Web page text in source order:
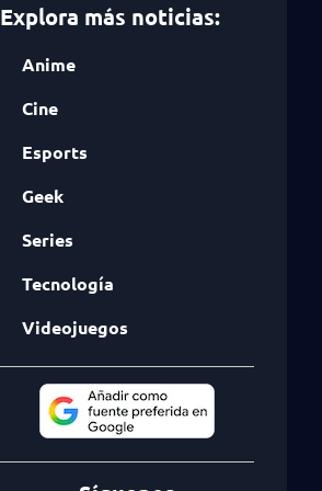
Explora más noticias:
Anime
Cine
Esports
Geek
Series
Tecnología
Videojuegos